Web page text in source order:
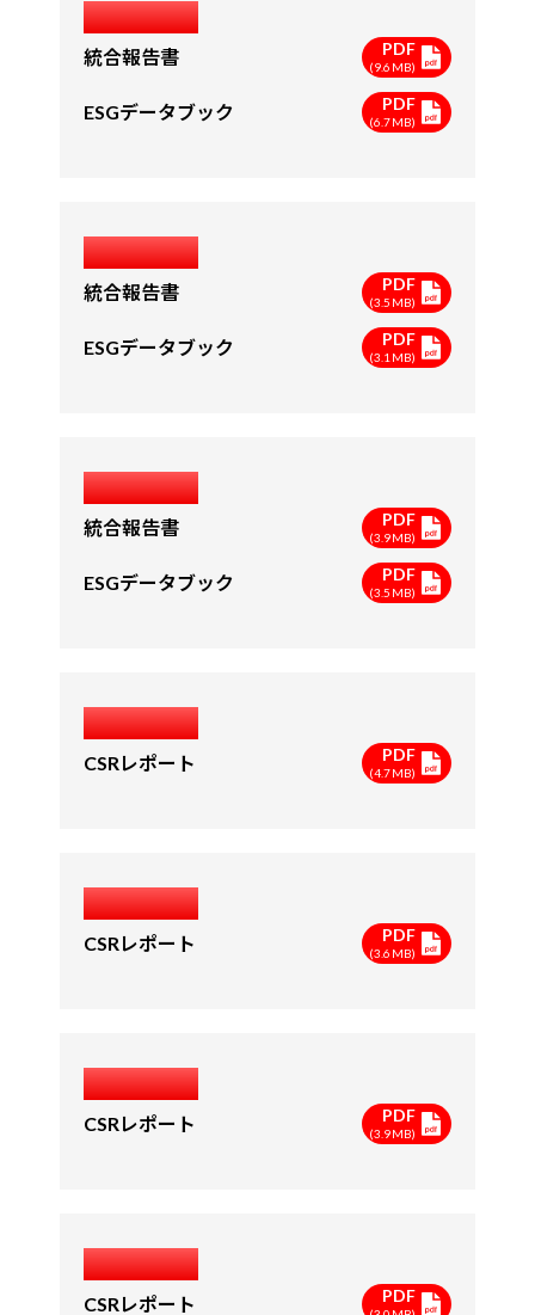
2022年度
統合報告書 PDF
(9.6MB)
ESGデータブック PDF
(6.7MB)
2021年度
統合報告書 PDF
(3.5MB)
ESGデータブック PDF
(3.1MB)
2020年度
統合報告書 PDF
(3.9MB)
ESGデータブック PDF
(3.5MB)
2019年度
CSRレポート PDF
(4.7MB)
2018年度
CSRレポート PDF
(3.6MB)
2017年度
CSRレポート PDF
(3.9MB)
2016年度
CSRレポート PDF